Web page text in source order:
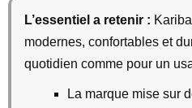
L’essentiel a retenir :
modernes, confortables et
quotidien comme pour un
La marque mise sur